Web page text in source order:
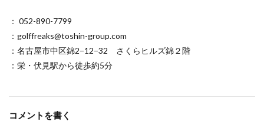
： 052-890-7799
：golffreaks@toshin-group.com
：名古屋市中区錦2−12−32 さくらヒルズ錦２階
：栄・伏見駅から徒歩約5分
コメントを書く